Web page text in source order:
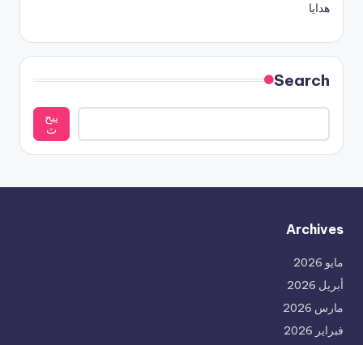
هدايا
Search
يبح
ث
Archives
مايو 2026
أبريل 2026
مارس 2026
فبراير 2026